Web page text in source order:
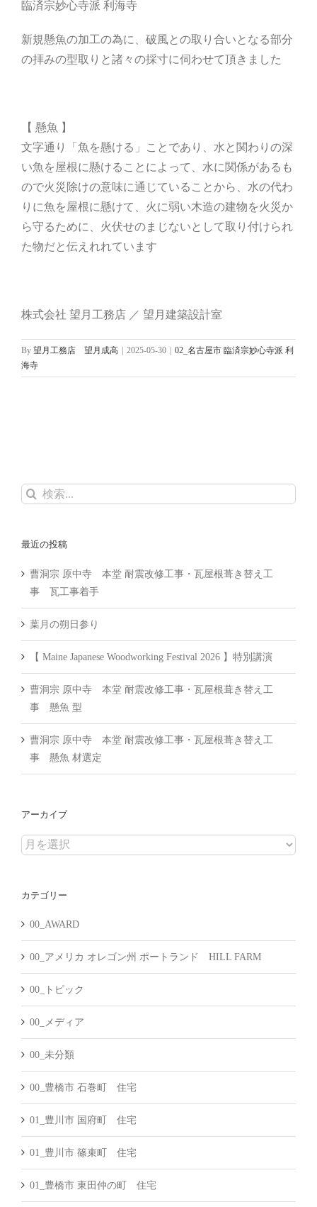
臨済宗妙心寺派 利海寺
新規懸魚の加工の為に、破風との取り合いとなる部分
の拝みの型取りと諸々の採寸に伺わせて頂きました
【 懸魚 】
文字通り「魚を懸ける」ことであり、水と関わりの深
い魚を屋根に懸けることによって、水に関係があるも
ので火災除けの意味に通じていることから、水の代わ
りに魚を屋根に懸けて、火に弱い木造の建物を火災か
ら守るために、火伏せのまじないとして取り付けられ
た物だと伝えれれています
株式会社 望月工務店 ／ 望月建築設計室
By 望月工務店 望月成高 2025-05-30
02_名古屋市 臨済宗妙心寺派 利
海寺
検
最近の投稿
曹洞宗 原中寺 本堂 耐震改修工事・瓦屋根葺き替え工
事 瓦工事着手
葉月の朔日参り
【 Maine Japanese Woodworking Festival 2026 】特別講演
曹洞宗 原中寺 本堂 耐震改修工事・瓦屋根葺き替え工
事 懸魚 型
曹洞宗 原中寺 本堂 耐震改修工事・瓦屋根葺き替え工
事 懸魚 材選定
アーカイブ
ア
イ
カテゴリー
00_AWARD
00_アメリカ オレゴン州 ポートランド HILL FARM
00_トピック
00_メディア
00_未分類
00_豊橋市 石巻町 住宅
01_豊川市 国府町 住宅
01_豊川市 篠束町 住宅
01_豊橋市 東田仲の町 住宅